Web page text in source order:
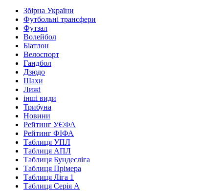
Збірна України
Футбольні трансфери
Футзал
Волейбол
Біатлон
Велоспорт
Гандбол
Дзюдо
Шахи
Лижі
інші види
Трибуна
Новини
Рейтинг УЄФА
Рейтинг ФІФА
Таблиця УПЛ
Таблиця АПЛ
Таблиця Бундесліга
Таблиця Прімера
Таблиця Ліга 1
Таблиця Серія А